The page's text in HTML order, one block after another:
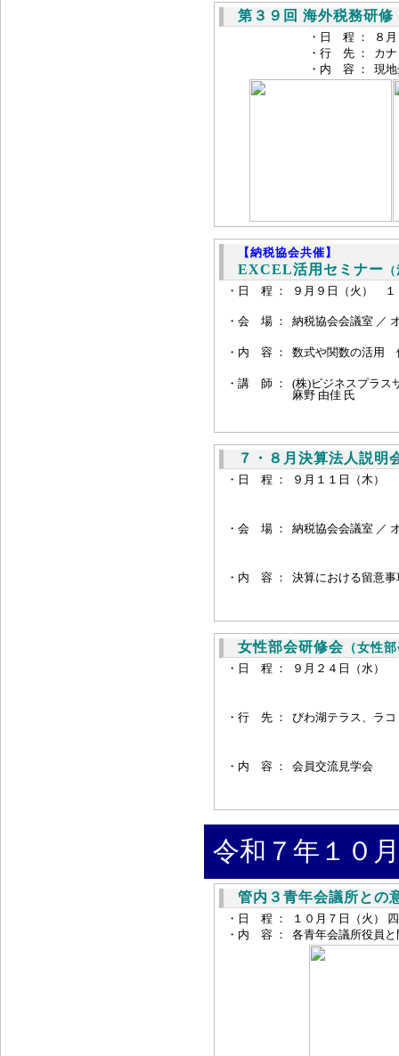
第３９回 海外税務研修
・日 程 ：
８
・行 先 ：
カ
・内 容 ：
現
【納税協会共催】
EXCEL活用セミナー
・日 程 ：
９月９日（火） １
・会 場 ： 納税協会会議室 ／
・ 内 容 ： 数式や関数の活用
・ 講 師 ：
(株)ビジネスプラス
麻野 由佳 氏
７・８月決算法人説明
・日 程 ： ９月１１日（木）
・会 場 ： 納税協会会議室 ／
・内 容 ： 決算における留意
女性部会研修会（女性
・日 程 ：
９月２４日（水）
・行 先 ： びわ湖テラス、ラ
・内 容 ： 会員交流見学会
令和７年１０
管内３青年会議所との
・日 程 ：
１０月７日（火）
・内 容 ：
各青年会議所役員